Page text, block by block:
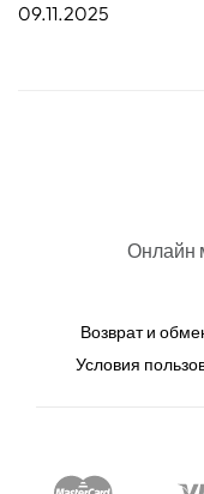
09.11.2025
Онлайн
Возврат и
Условия